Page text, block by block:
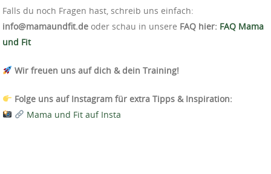
Falls du noch Fragen hast, schreib uns einfach:
info@mamaundfit.de oder schau in unsere FAQ hier: FAQ Mama
und Fit
Wir freuen uns auf dich & dein Training!
Folge uns auf Instagram für extra Tipps & Inspiration:
Mama und Fit auf Insta